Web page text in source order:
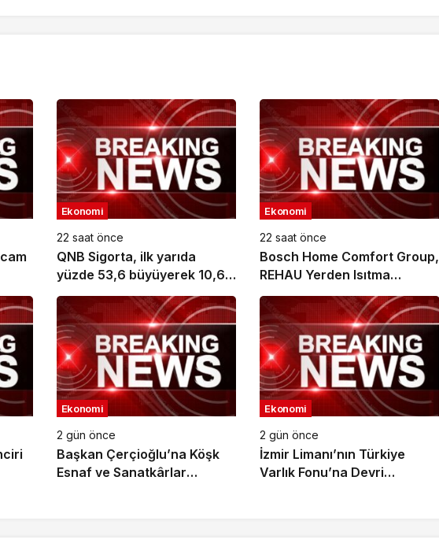
Ekonomi
22 saat önce
QNB Sigorta, ilk yarıda
yüzde 53,6 büyüyerek 10,66
milyar TL prim üretimine
ulaştı
Ekonomi
22 saat önce
Bosch Home Comfort Group,
REHAU Yerden Isıtma
Sistemleri’nin Türkiye’deki
tek yetkili distribütörü oldu
Ekonomi
2 gün önce
Başkan Çerçioğlu’na Köşk
Esnaf ve Sanatkârlar
Ekonomi
2 gün önce
İzmir Limanı’nın Türkiye
Varlık Fonu’na Devri